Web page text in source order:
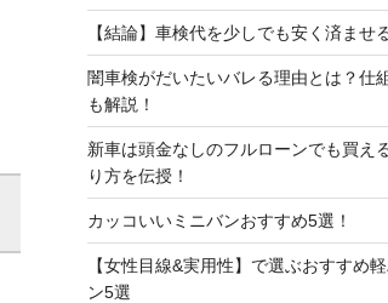
【結論】車検代を少しでも安く済ませ
闇車検がだいたいバレる理由とは？仕
も解説！
新車は頭金なしのフルローンでも買え
り方を伝授！
カッコいいミニバンおすすめ5選！
【女性目線&実用性】で選ぶおすすめ
ン5選